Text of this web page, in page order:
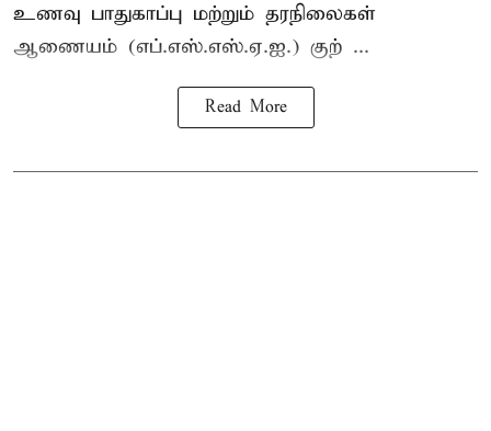
உணவு பாதுகாப்பு மற்றும் தரநிலைகள்
ஆணையம் (எப்.எஸ்.எஸ்.ஏ.ஐ.) குற் ...
Read More